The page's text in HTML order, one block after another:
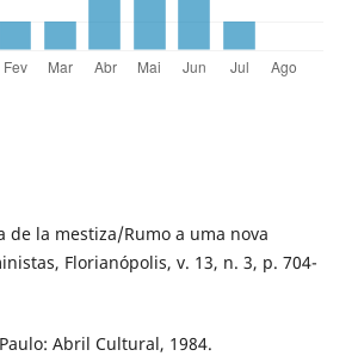
de la mestiza/Rumo a uma nova
Florianópolis, v. 13, n. 3, p. 704-
Abril Cultural, 1984.